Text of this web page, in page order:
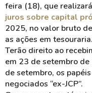
feira (18), que
juros sobre capital
2025, no valor bruto de
as ações em tesouraria.
Terão direito ao
em 23 de setembro
de setembro, os
negociados “ex-JCP”.